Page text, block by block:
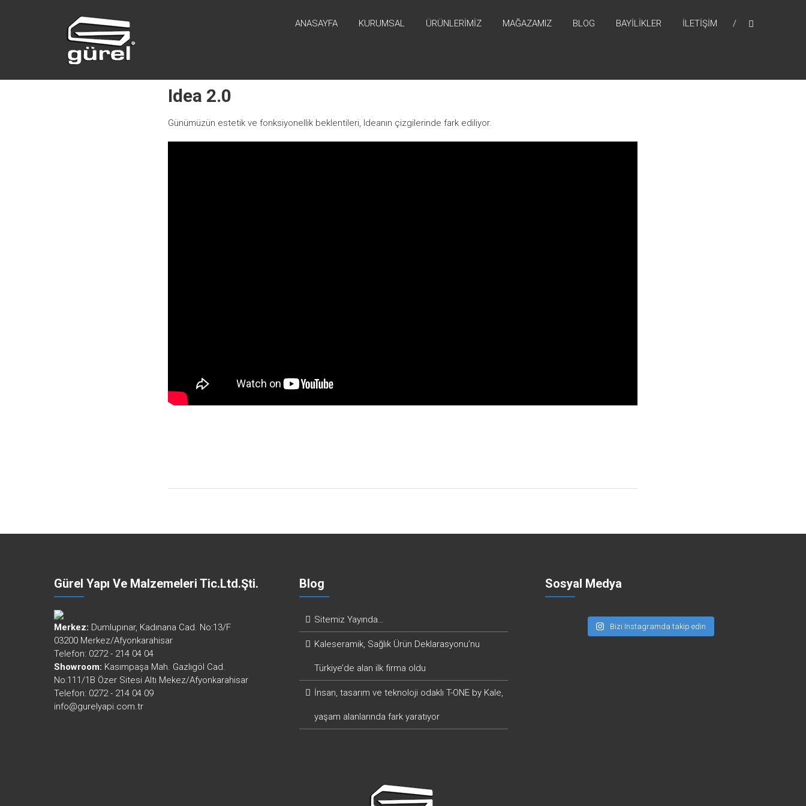
GÜREL YAPI
MALZEMELERI
Afyonkarahisar
ANASAYFA KURUMSAL ÜRÜNLERIMIZ MAĞAZAMIZ BLOG BAYILIKLER İLETIŞIM
Idea 2.0
Günümüzün estetik ve fonksiyonellik beklentileri, Ideanın çizgilerinde fark ediliyor.
Gürel Yapı Ve Malzemeleri Tic.Ltd.Şti.
Merkez: Dumlupınar, Kadınana Cad. No:13/F
03200 Merkez/Afyonkarahisar
Telefon: 0272 - 214 04 04
Showroom: Kasımpaşa Mah. Gazlıgöl Cad.
No:111/1B Özer Sitesi Altı Mekez/Afyonkarahisar
Telefon: 0272 - 214 04 09
info@gurelyapi.com.tr
Blog
Sitemiz Yayında…
Kaleseramik, Sağlık Ürün Deklarasyonu’nu
Türkiye’de alan ilk firma oldu
İnsan, tasarım ve teknoloji odaklı T-ONE by Kale,
yaşam alanlarında fark yaratıyor
Sosyal Medya
Bizi Instagramda takip edin